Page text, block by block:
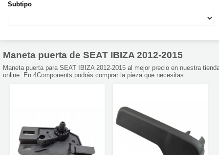
Subtipo
Maneta puerta de SEAT IBIZA 2012-2015
Maneta puerta para SEAT IBIZA 2012-2015 al mejor precio en nuestra
online. En 4Components podrás comprar la pieza que necesitas.